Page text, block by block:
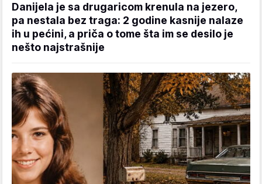
Danijela je sa drugaricom krenula na jezero,
pa nestala bez traga: 2 godine kasnije nalaze
ih u pećini, a priča o tome šta im se desilo je
nešto najstrašnije